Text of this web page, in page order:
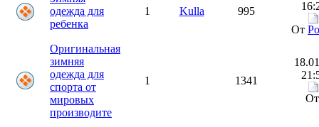
одежда для
ребенка
1 Kulla 995
От
Оригинальная
зимняя
одежда для
спорта от
мировых
производите
1 1341